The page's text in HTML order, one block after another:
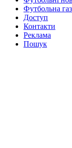
Футбольна
Доступ
Контакти
Реклама
Пошук